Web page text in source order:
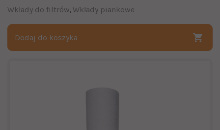
Wkłady do filtrów Wkłady piankowe
Dodaj do koszyka